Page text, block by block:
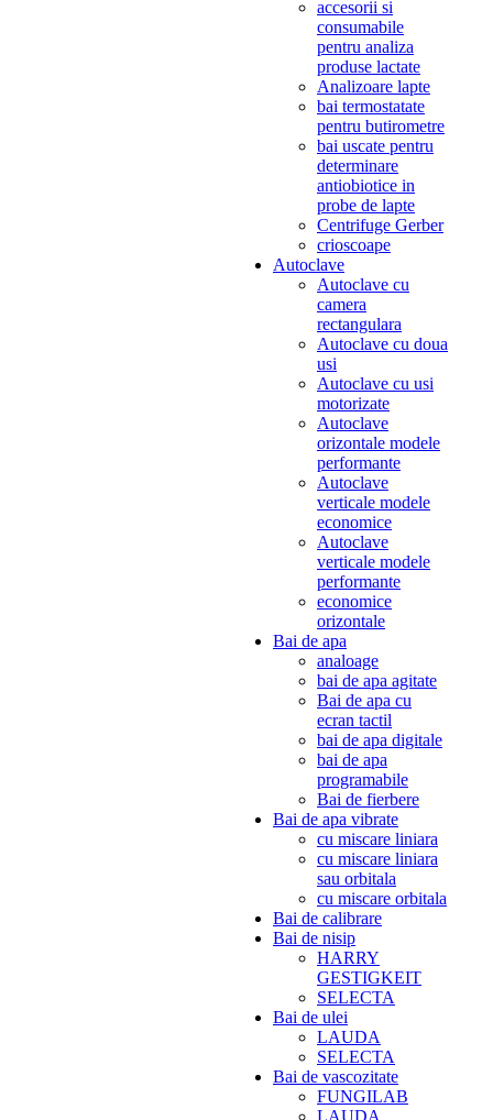
accesorii si
consumabile
pentru analiza
produse lactate
Analizoare lapte
bai termostatate
pentru butirometre
bai uscate pentru
determinare
antiobiotice in
probe de lapte
Centrifuge Gerber
crioscoape
Autoclave
Autoclave cu
camera
rectangulara
Autoclave cu doua
usi
Autoclave cu usi
motorizate
Autoclave
orizontale modele
performante
Autoclave
verticale modele
economice
Autoclave
verticale modele
performante
economice
orizontale
Bai de apa
analoage
bai de apa agitate
Bai de apa cu
ecran tactil
bai de apa digitale
bai de apa
programabile
Bai de fierbere
Bai de apa vibrate
cu miscare liniara
cu miscare liniara
sau orbitala
cu miscare orbitala
Bai de calibrare
Bai de nisip
HARRY
GESTIGKEIT
SELECTA
Bai de ulei
LAUDA
SELECTA
Bai de vascozitate
FUNGILAB
LAUDA